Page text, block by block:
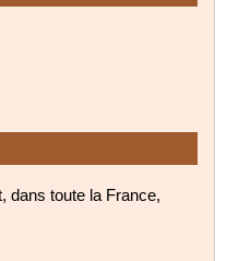
dans toute la France,